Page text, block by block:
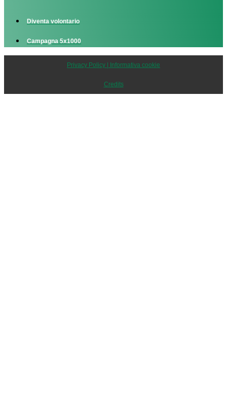
Diventa volontario
Campagna 5x1000
Privacy Policy | Informativa cookie
Credits